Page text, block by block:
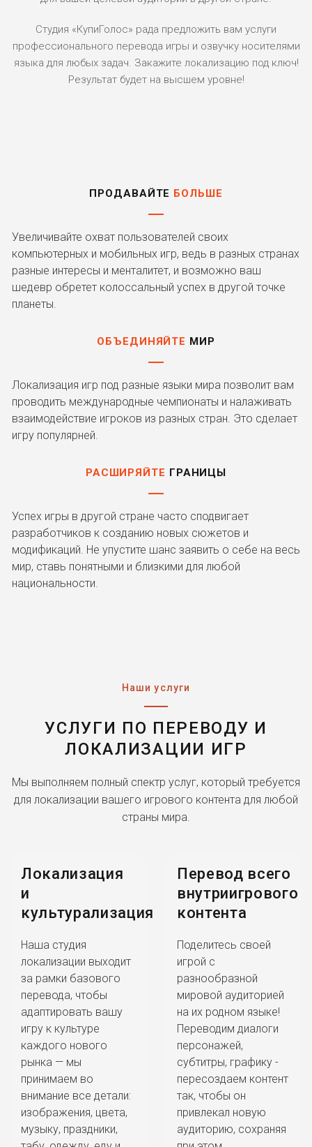
Студия «КупиГолос» рада предложить вам услуги
профессионального перевода игры и озвучку носителями
языка для любых задач. Закажите локализацию под ключ!
Результат будет на высшем уровне!
ПРОДАВАЙТЕ БОЛЬШЕ
Увеличивайте охват пользователей своих
компьютерных и мобильных игр, ведь в разных странах
разные интересы и менталитет, и возможно ваш
шедевр обретет колоссальный успех в другой точке
планеты.
ОБЪЕДИНЯЙТЕ МИР
Локализация игр под разные языки мира позволит вам
проводить международные чемпионаты и налаживать
взаимодействие игроков из разных стран. Это сделает
игру популярней.
РАСШИРЯЙТЕ ГРАНИЦЫ
Успех игры в другой стране часто сподвигает
разработчиков к созданию новых сюжетов и
модификаций. Не упустите шанс заявить о себе на весь
мир, ставь понятными и близкими для любой
национальности.
Наши услуги
УСЛУГИ ПО ПЕРЕВОДУ И
ЛОКАЛИЗАЦИИ ИГР
Мы выполняем полный спектр услуг, который требуется
для локализации вашего игрового контента для любой
страны мира.
Локализация
и
культурализация
Наша студия
локализации выходит
за рамки базового
перевода, чтобы
адаптировать вашу
игру к культуре
каждого нового
рынка — мы
принимаем во
внимание все детали:
изображения, цвета,
музыку, праздники,
Перевод всего
внутриигрового
контента
Поделитесь своей
игрой с
разнообразной
мировой аудиторией
на их родном языке!
Переводим диалоги
персонажей,
субтитры, графику -
пересоздаем контент
так, чтобы он
привлекал новую
аудиторию, сохраняя